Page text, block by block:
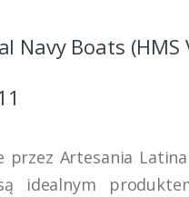
Navy Boats (HMS
przez Artesania
idealnym